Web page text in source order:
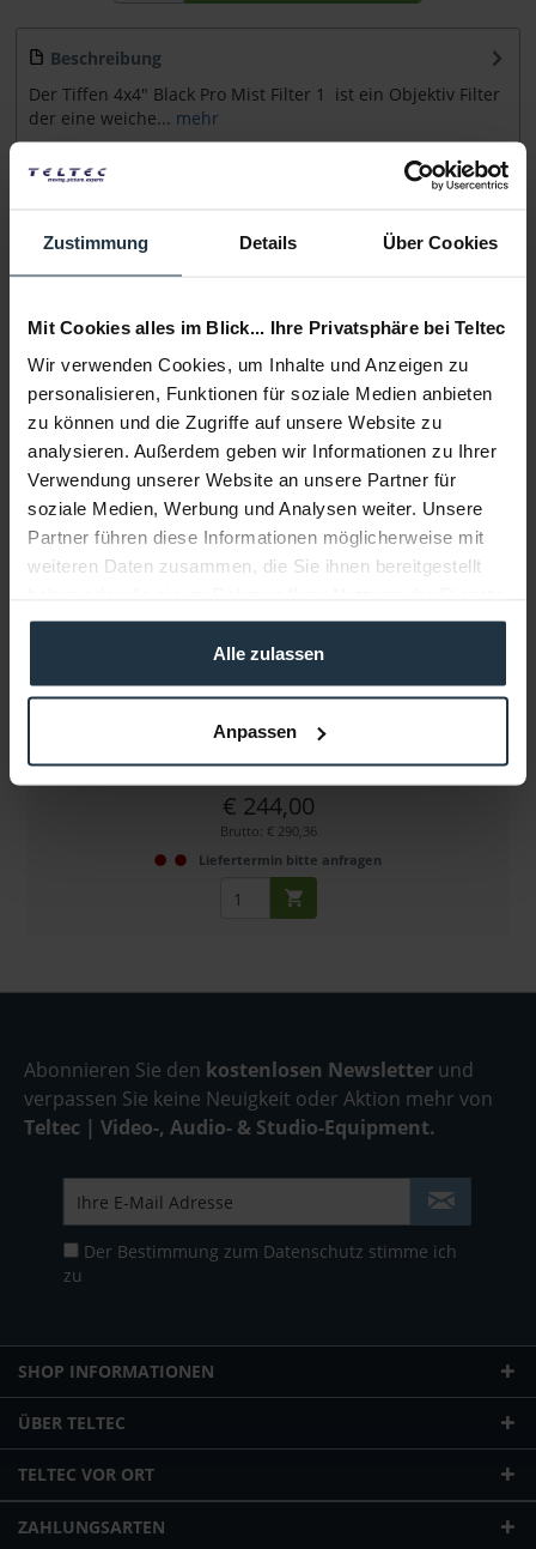
Zustimmung Details Über Cookies
Mit Cookies alles im Blick... Ihre Privatsphäre bei Teltec
Wir verwenden Cookies, um Inhalte und Anzeigen zu
personalisieren, Funktionen für soziale Medien anbieten
zu können und die Zugriffe auf unsere Website zu
analysieren. Außerdem geben wir Informationen zu Ihrer
Verwendung unserer Website an unsere Partner für
soziale Medien, Werbung und Analysen weiter. Unsere
Partner führen diese Informationen möglicherweise mit
weiteren Daten zusammen, die Sie ihnen bereitgestellt
gesammelt haben.
Alle zulassen
Anpassen
Beschreibung
Der Tiffen 4x4" Black Pro Mist Filter 1 ist ein Objektiv Filter
der eine weiche... mehr
Beratung
Medien
Infos zu Hersteller & Produktsicherheit
Folgende Infos zum Hersteller sind verfübar......mehr
Weitere Artikel von Tiffen ansehen
quadratischer Effektfilter Dichte 1
€ 244,00
Brutto: € 290,36
Liefertermin bitte anfragen
Abonnieren Sie den kostenlosen Newsletter und
verpassen Sie keine Neuigkeit oder Aktion mehr von
Teltec | Video-, Audio- & Studio-Equipment.
Der Bestimmung zum Datenschutz stimme ich
zu
SHOP INFORMATIONEN
ÜBER TELTEC
TELTEC VOR ORT
ZAHLUNGSARTEN